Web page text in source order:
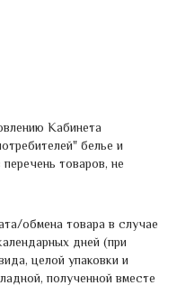
Кабинета
белье и
товаров, не
обмена товара в случае
дней (при
целой упаковки и
полученной вместе